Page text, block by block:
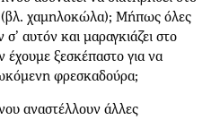
(βλ. χαμηλοκώλα); Μήπως όλες
αυτόν και μαραγκιάζει στο
ξεσκέπαστο για να
φρεσκαδούρα;
αναστέλλουν άλλες